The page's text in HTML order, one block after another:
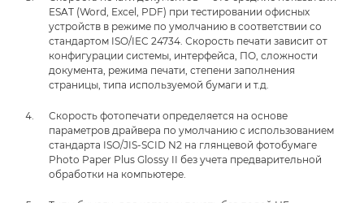
ESAT (Word, Excel, PDF) при тестировании офисных
устройств в режиме по умолчанию в соответствии со
стандартом ISO/IEC 24734. Скорость печати зависит от
конфигурации системы, интерфейса, ПО, сложности
документа, режима печати, степени заполнения
страницы, типа используемой бумаги и т.д.
Скорость фотопечати определяется на основе
параметров драйвера по умолчанию с использованием
стандарта ISO/JIS-SCID N2 на глянцевой фотобумаге
Photo Paper Plus Glossy II без учета предварительной
обработки на компьютере.